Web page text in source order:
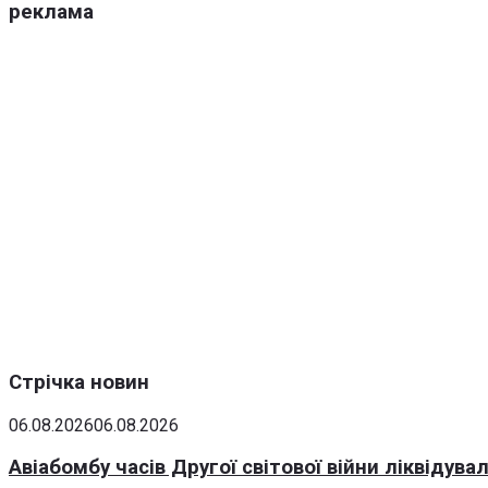
реклама
Стрічка новин
06.08.202606.08.2026
Авіабомбу часів Другої світової війни